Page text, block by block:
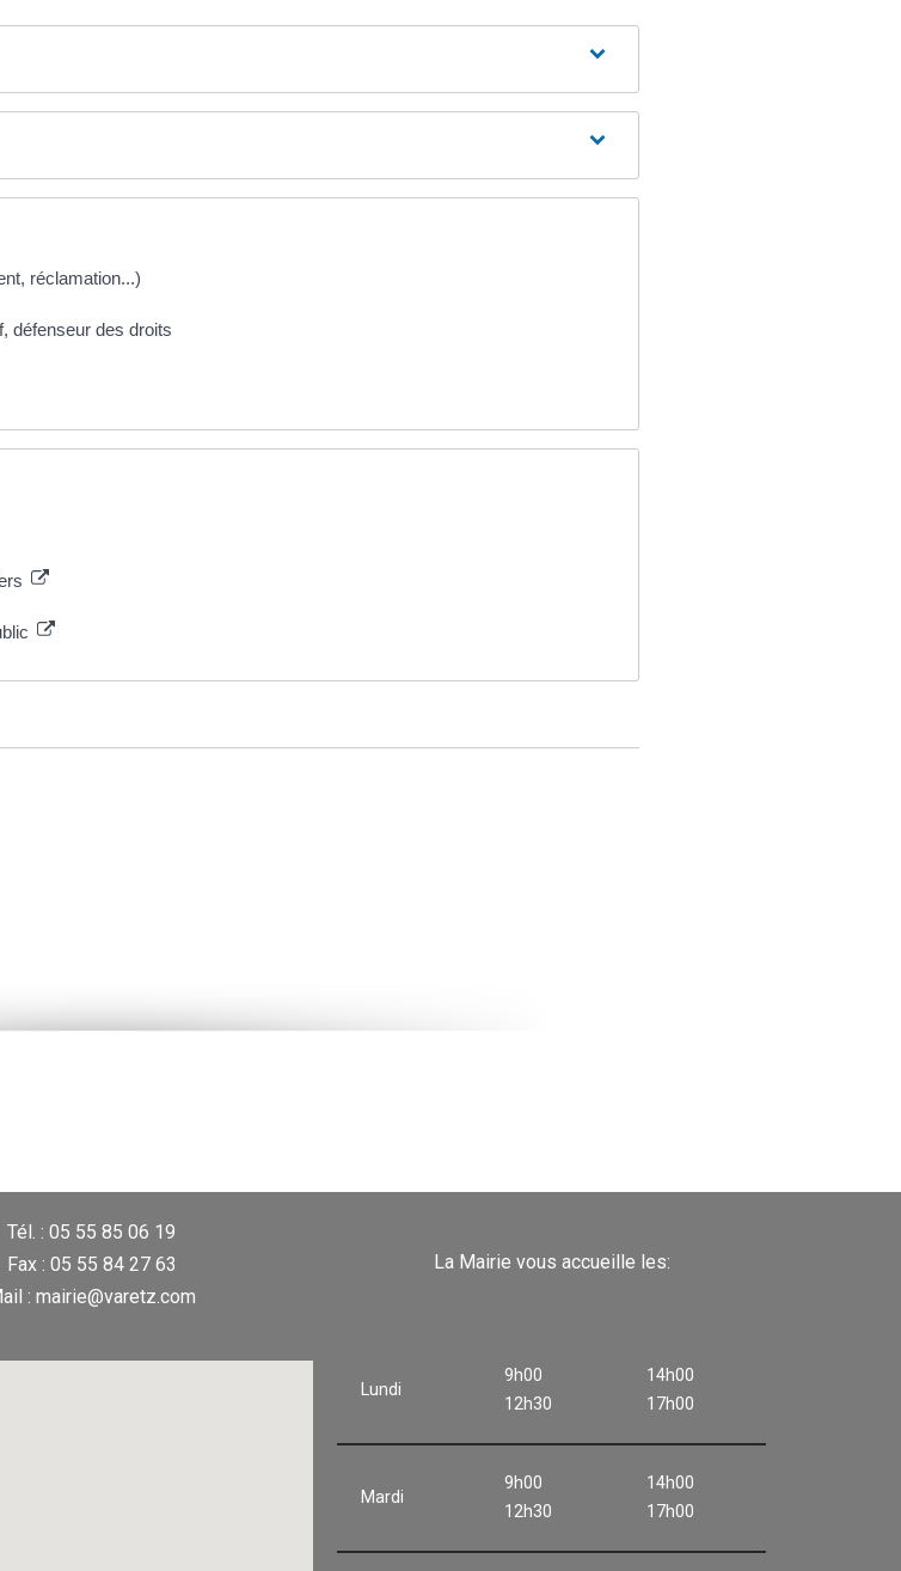
réclamation...)
défenseur des droits
Tél. : 05 55 85 06 19
Fax : 05 55 84 27 63
: mairie@varetz.com
La Mairie vous accueille les:
Lundi
9h00
12h30
14h00
17h00
Mardi
9h00
12h30
14h00
17h00